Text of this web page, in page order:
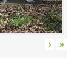
› »